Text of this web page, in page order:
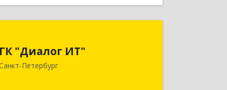
ГК "Диалог ИТ"
Петербург
194100, Санкт-Петербург г, вн.тер.г.